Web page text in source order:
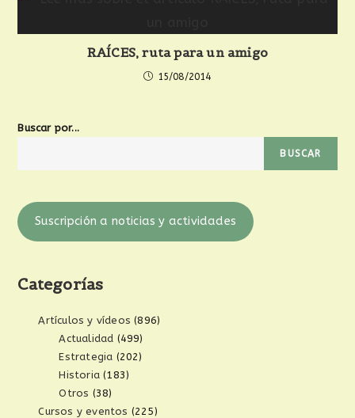
RAÍCES, ruta para un amigo
15/08/2014
Buscar por...
BUSCAR
Suscripción a noticias y actividades
Categorías
Artículos y vídeos (896)
Actualidad (499)
Estrategia (202)
Historia (183)
Otros (38)
Cursos y eventos (225)